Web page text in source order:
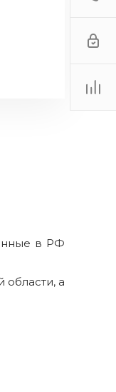
в РФ
а